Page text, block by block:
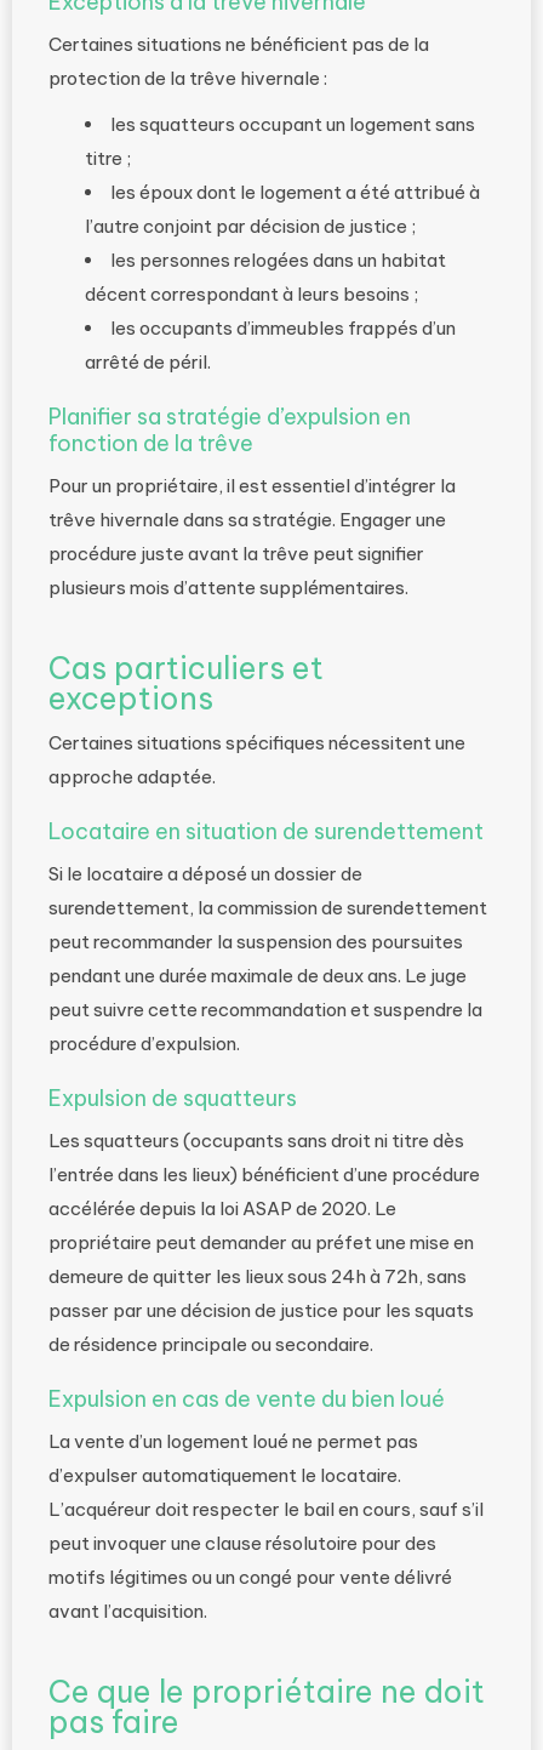
Certaines situations ne bénéficient pas de la
protection de la trêve hivernale :
les squatteurs occupant un logement sans
titre ;
les époux dont le logement a été attribué à
l’autre conjoint par décision de justice ;
les personnes relogées dans un habitat
décent correspondant à leurs besoins ;
les occupants d’immeubles frappés d’un
arrêté de péril.
Planifier sa stratégie d’expulsion en
fonction de la trêve
Pour un propriétaire, il est essentiel d’intégrer la
trêve hivernale dans sa stratégie. Engager une
procédure juste avant la trêve peut signifier
plusieurs mois d’attente supplémentaires.
Cas particuliers et
exceptions
Certaines situations spécifiques nécessitent une
approche adaptée.
Locataire en situation de surendettement
Si le locataire a déposé un dossier de
surendettement, la commission de surendettement
peut recommander la suspension des poursuites
pendant une durée maximale de deux ans. Le juge
peut suivre cette recommandation et suspendre la
procédure d’expulsion.
Expulsion de squatteurs
Les squatteurs (occupants sans droit ni titre dès
l’entrée dans les lieux) bénéficient d’une procédure
accélérée depuis la loi ASAP de 2020. Le
propriétaire peut demander au préfet une mise en
demeure de quitter les lieux sous 24h à 72h, sans
passer par une décision de justice pour les squats
de résidence principale ou secondaire.
Expulsion en cas de vente du bien loué
La vente d’un logement loué ne permet pas
d’expulser automatiquement le locataire.
L’acquéreur doit respecter le bail en cours, sauf s’il
peut invoquer une clause résolutoire pour des
motifs légitimes ou un congé pour vente délivré
avant l’acquisition.
Ce que le propriétaire ne doit
pas faire